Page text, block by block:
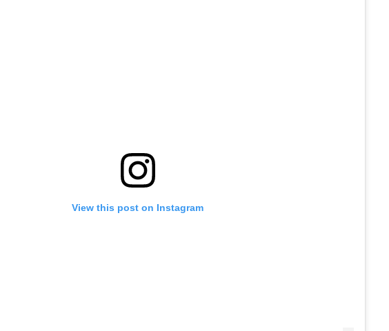
View this post on Instagram